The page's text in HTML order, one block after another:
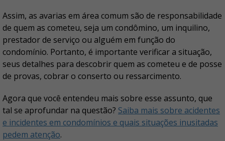
Assim, as avarias em área comum são de responsabilidade
de quem as cometeu, seja um condômino, um inquilino,
prestador de serviço ou alguém em função do
condomínio. Portanto, é importante verificar a situação,
seus detalhes para descobrir quem as cometeu e de posse
de provas, cobrar o conserto ou ressarcimento.
Agora que você entendeu mais sobre esse assunto, que
tal se aprofundar na questão? Saiba mais sobre acidentes
e incidentes em condomínios e quais situações inusitadas
pedem atenção.